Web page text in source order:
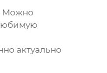
Можно
актуально